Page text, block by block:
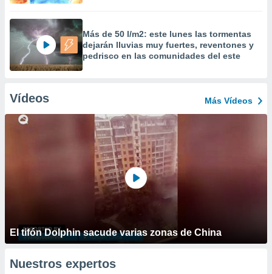
Más de 50 l/m2: este lunes las tormentas
dejarán lluvias muy fuertes, reventones y
pedrisco en las comunidades del este
Vídeos Más Vídeos
El tifón Dolphin sacude varias zonas de China
Nuestros expertos